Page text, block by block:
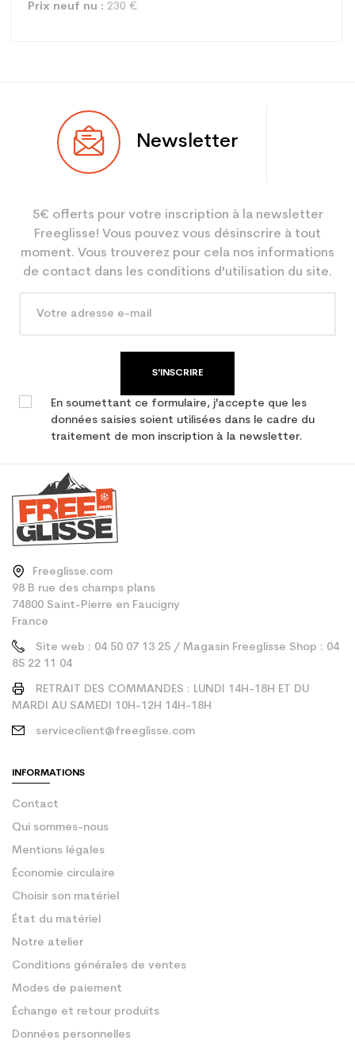
Prix neuf nu : 230 €
Utilisateur Junior
Coloris Blanc
En achetant d'occasion :
Economie CO² (en kg)
2.1
Newsletter
5€ offerts pour votre inscription à la newsletter
Freeglisse! Vous pouvez vous désinscrire à tout
moment. Vous trouverez pour cela nos informations
de contact dans les conditions d'utilisation du site.
S'INSCRIRE
En soumettant ce formulaire, j'accepte que les
données saisies soient utilisées dans le cadre du
traitement de mon inscription à la newsletter.
Freeglisse.com
98 B rue des champs plans
74800 Saint-Pierre en Faucigny
France
Site web : 04 50 07 13 25 / Magasin Freeglisse Shop : 04
85 22 11 04
RETRAIT DES COMMANDES : LUNDI 14H-18H ET DU
MARDI AU SAMEDI 10H-12H 14H-18H
serviceclient@freeglisse.com
INFORMATIONS
Contact
Qui sommes-nous
Mentions légales
Économie circulaire
Choisir son matériel
État du matériel
Notre atelier
Conditions générales de ventes
Modes de paiement
Échange et retour produits
Données personnelles